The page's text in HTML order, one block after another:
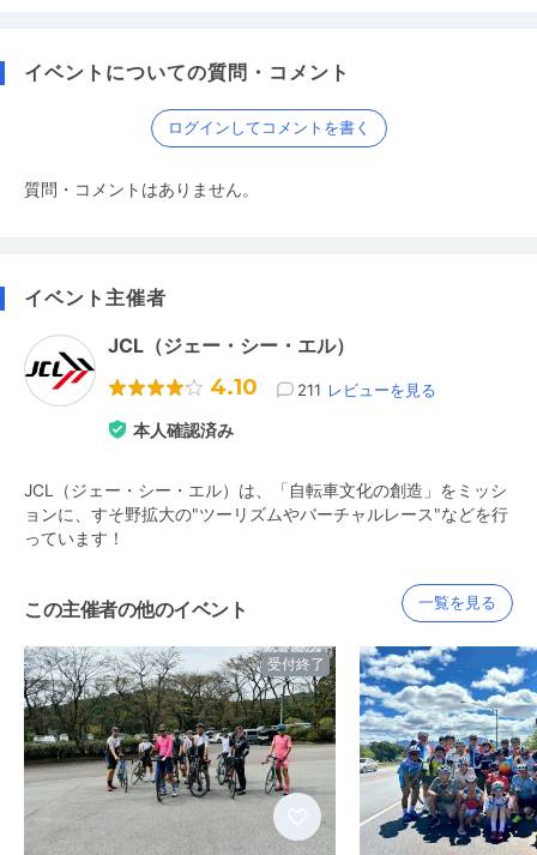
イベントについての質問・コメント
ログインしてコメントを書く
質問・コメントはありません。
イベント主催者
JCL（ジェー・シー・エル）
4.10 211 レビューを見る
本人確認済み
JCL（ジェー・シー・エル）は、「自転車文化の創造」をミッシ
ョンに、すそ野拡大の"ツーリズムやバーチャルレース"などを行
っています！
この主催者の他のイベント 一覧を見る
受付終了